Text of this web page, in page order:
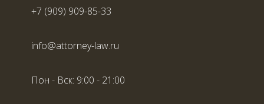
+7 (909) 909-85-33
info@attorney-law.ru
Пон - Вск: 9:00 - 21:00